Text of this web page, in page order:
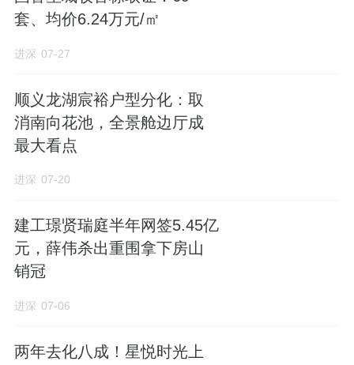
套、均价6.24万元/㎡
进深 07-27
顺义龙湖宸裕户型分化：取
消南向花池，全景舱边厅成
最大看点
进深 07-20
建工璟贤瑞庭半年网签5.45亿
元，薛伟杀出重围拿下房山
销冠
进深 07-06
两年去化八成！星悦时光上